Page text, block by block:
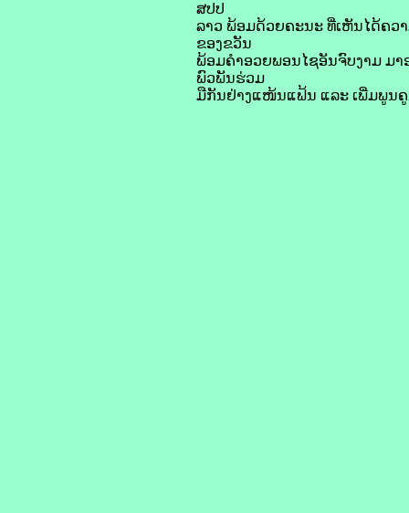
ສປປ
ລາວ ພ້ອມດ້ວຍຄະນະ ທີ່ເຫັນໄດ້ຄວ
ຂອງຂວັນ
ພ້ອມຄໍາອວຍພອນໄຊອັນຈົບງາມ ມາ
ພົວພັນຮ່ວມ
ມືກັນຢ່າງແໜ້ນແຟ້ນ ແລະ ເພີ່ມພູນຄູ